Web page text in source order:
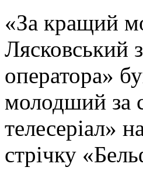
«За кращий
Лясковський
оператора»
молодший за
телесеріал»
стрічку